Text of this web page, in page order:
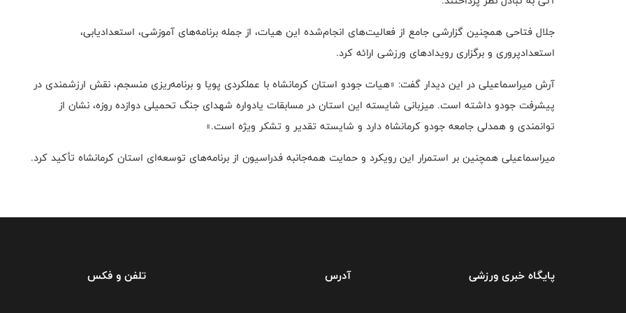
جلال فتاحی همچنین گزارشی جامع از فعالیت‌های انجام‌شده این هیات، از جمله برنامه‌های آموزشی، استعدادیابی،
استعدادپروری و برگزاری رویدادهای ورزشی ارائه کرد.
آرش میراسماعیلی در این دیدار گفت: «هیات جودو استان کرمانشاه با عملکردی پویا و برنامه‌ریزی منسجم، نقش ارزشمندی در
پیشرفت جودو داشته است. میزبانی شایسته این استان در مسابقات یادواره شهدای جنگ تحمیلی دوازده روزه، نشان از
توانمندی و همدلی جامعه جودو کرمانشاه دارد و شایسته تقدیر و تشکر ویژه است.»
میراسماعیلی همچنین بر استمرار این رویکرد و حمایت همه‌جانبه فدراسیون از برنامه‌های توسعه‌ای استان کرمانشاه تأکید کرد.
پایگاه خبری ورزشی آدرس تلفن و فکس